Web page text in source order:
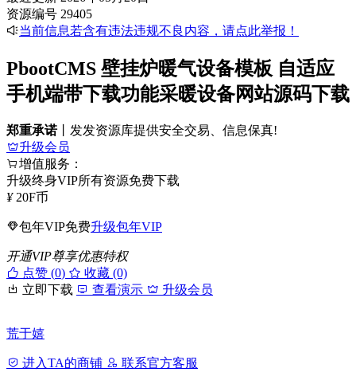
资源编号 29405
当前信息若含有违法违规不良内容，请点此举报！
PbootCMS 壁挂炉暖气设备模板 自适应
手机端带下载功能采暖设备网站源码下载
郑重承诺丨发发资源库提供安全交易、信息保真!
升级会员
增值服务：
升级终身VIP所有资源免费下载
¥ 20F币
包年VIP免费升级包年VIP
开通VIP尊享优惠特权
点赞 (0)
收藏 (0)
立即下载
查看演示 升级会员
荒于嬉
进入TA的商铺 联系官方客服